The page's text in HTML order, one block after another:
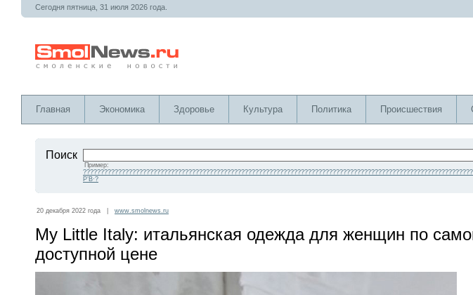
Сегодня пятница, 31 июля 2026 года.
Главная Экономика Здоровье Культура Политика Происшествия
Поиск
Пример:
Р’В·?
20 декабря 2022 года | www.smolnews.ru
My Little Italy: итальянская одежда для женщин по
доступной цене